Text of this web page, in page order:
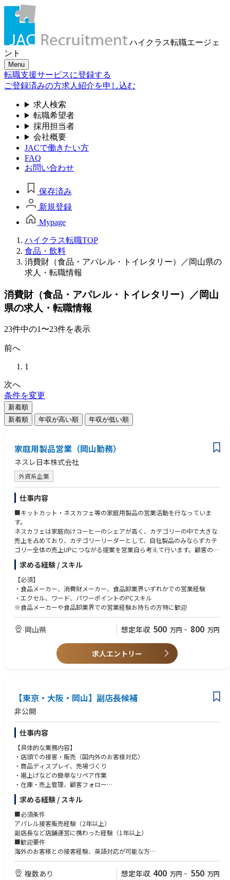
ハイクラス転職エージェ
ント
Menu
転職支援サービスに登録する
ご登録済みの方求人紹介を申し込む
求人検索
転職希望者
採用担当者
会社概要
JACで働きたい方
FAQ
お問い合わせ
保存済み
新規登録
Mypage
ハイクラス転職TOP
食品・飲料
消費財（食品・アパレル・トイレタリー）／岡山県の
求人・転職情報
消費財（食品・アパレル・トイレタリー）／岡山
県の求人・転職情報
23件中の1〜23件を表示
前へ
1
次へ
条件を変更
新着順
新着順
年収が高い順 年収が低い順
家庭用製品営業（岡山勤務）
ネスレ日本株式会社
外資系企業
仕事内容
■キットカット・ネスカフェ等の家庭用製品の営業活動を行なっていま
す。
ネスカフェは家庭向けコーヒーのシェアが高く、カテゴリーの中で大きな
売上を占めており、カテゴリーリーダーとして、自社製品のみならずカテ
ゴリー全体の売上UPにつながる提案を営業自ら考えて行います。顧客の問
題解決を行うことで営業もマーケティングのような仕事を常々行っていま
す。
■業務内容
・営業方針に基づき、製品露出の最大化と需要の創造を行い、販促費用を
活用し、売上目標を達成する。
・棚割提案、売り場提案、ＰＯＳ分析等、顧客と協働し、顧客の課題を解
求める経験 / スキル
【必須】
・食品メーカー、消費財メーカー、食品卸業界いずれかでの営業経験
・エクセル、ワード、パワーポイントのPCスキル
※食品メーカーや食品卸業界での営業経験お持ちの方特に歓迎
岡山県 想定年収 500 万円 ~ 800 万円
求人エントリー
【東京・大阪・岡山】副店長候補
非公開
仕事内容
【具体的な業務内容】
・店頭での接客・販売（国内外のお客様対応）
・商品ディスプレイ、売場づくり
・裾上げなどの簡単なリペア作業
・在庫・売上管理、顧客フォロー
・スタッフの育成・マネジメント
・店舗運営（数値管理・会議出席など）
求める経験 / スキル
■必須条件
アパレル接客販売経験（2年以上）
副店長など店舗運営に携わった経験（1年以上）
■歓迎要件
海外のお客様との接客経験、英語対応が可能な方
自発的に行動できる方、成長意欲のある方
複数あり 想定年収 400 万円 ~ 550 万円